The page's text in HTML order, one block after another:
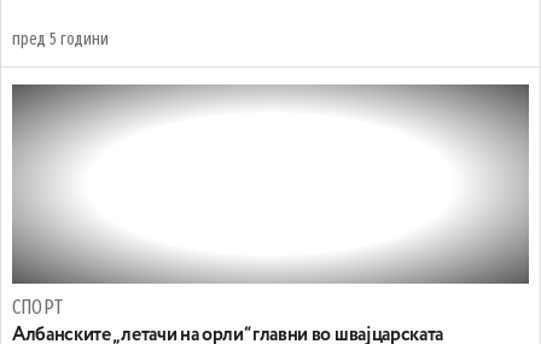
пред 5 години
СПОРТ
Албанските „летачи на орли“ главни во швајцарската